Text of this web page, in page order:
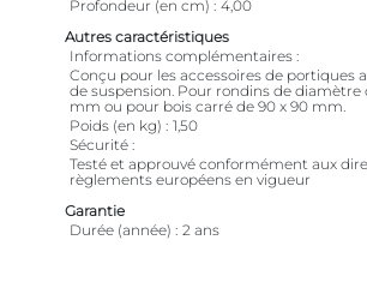
Profondeur (en cm)
4,00
Autres caractéristiques
Informations complémentaires
Conçu pour les accessoires de portiques
de suspension. Pour rondins de diamètre
mm ou pour bois carré de 90 x 90 mm.
Poids (en kg)
1,50
Sécurité
Testé et approuvé conformément aux
règlements européens en vigueur
Garantie
Durée (année)
2 ans